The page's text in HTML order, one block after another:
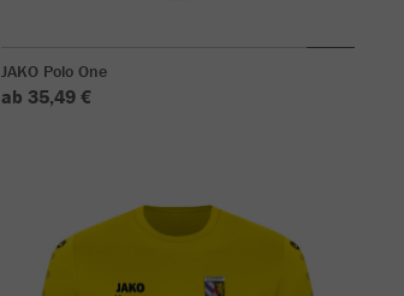
JAKO Polo One
ab 35,49 €